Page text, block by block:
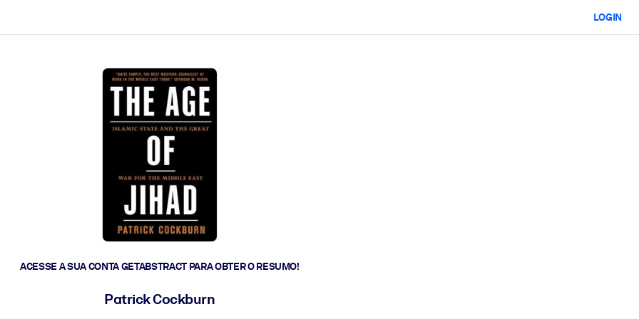
LOGIN
ACESSE A SUA CONTA GETABSTRACT PARA OBTER O RESUMO!
Patrick Cockburn